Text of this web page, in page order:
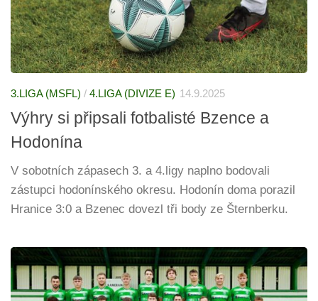
3.LIGA (MSFL) / 4.LIGA (DIVIZE E) 14.9.2025
Výhry si připsali fotbalisté Bzence a
Hodonína
V sobotních zápasech 3. a 4.ligy naplno bodovali
zástupci hodonínského okresu. Hodonín doma porazil
Hranice 3:0 a Bzenec dovezl tři body ze Šternberku.